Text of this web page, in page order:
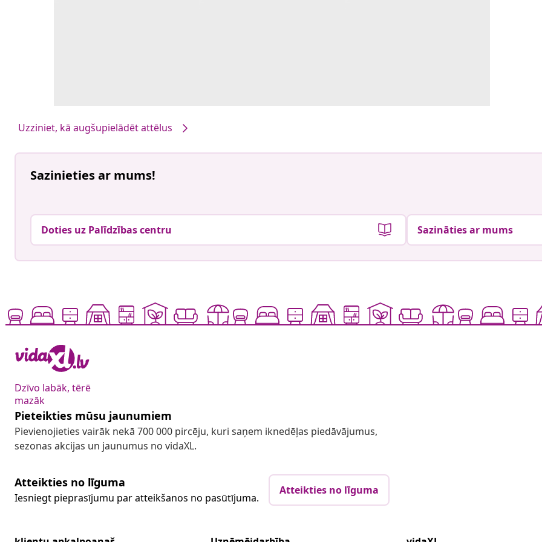
Uzziniet, kā augšupielādēt attēlus
Sazinieties ar mums!
Doties uz Palīdzības centru Sazināties ar mums
Dzīvo labāk, tērē
mazāk
Pieteikties mūsu jaunumiem
Pievienojieties vairāk nekā 700 000 pircēju, kuri saņem iknedēļas piedāvājumus,
sezonas akcijas un jaunumus no vidaXL.
Atteikties no līguma
Iesniegt pieprasījumu par atteikšanos no pasūtījuma.
Atteikties no līguma